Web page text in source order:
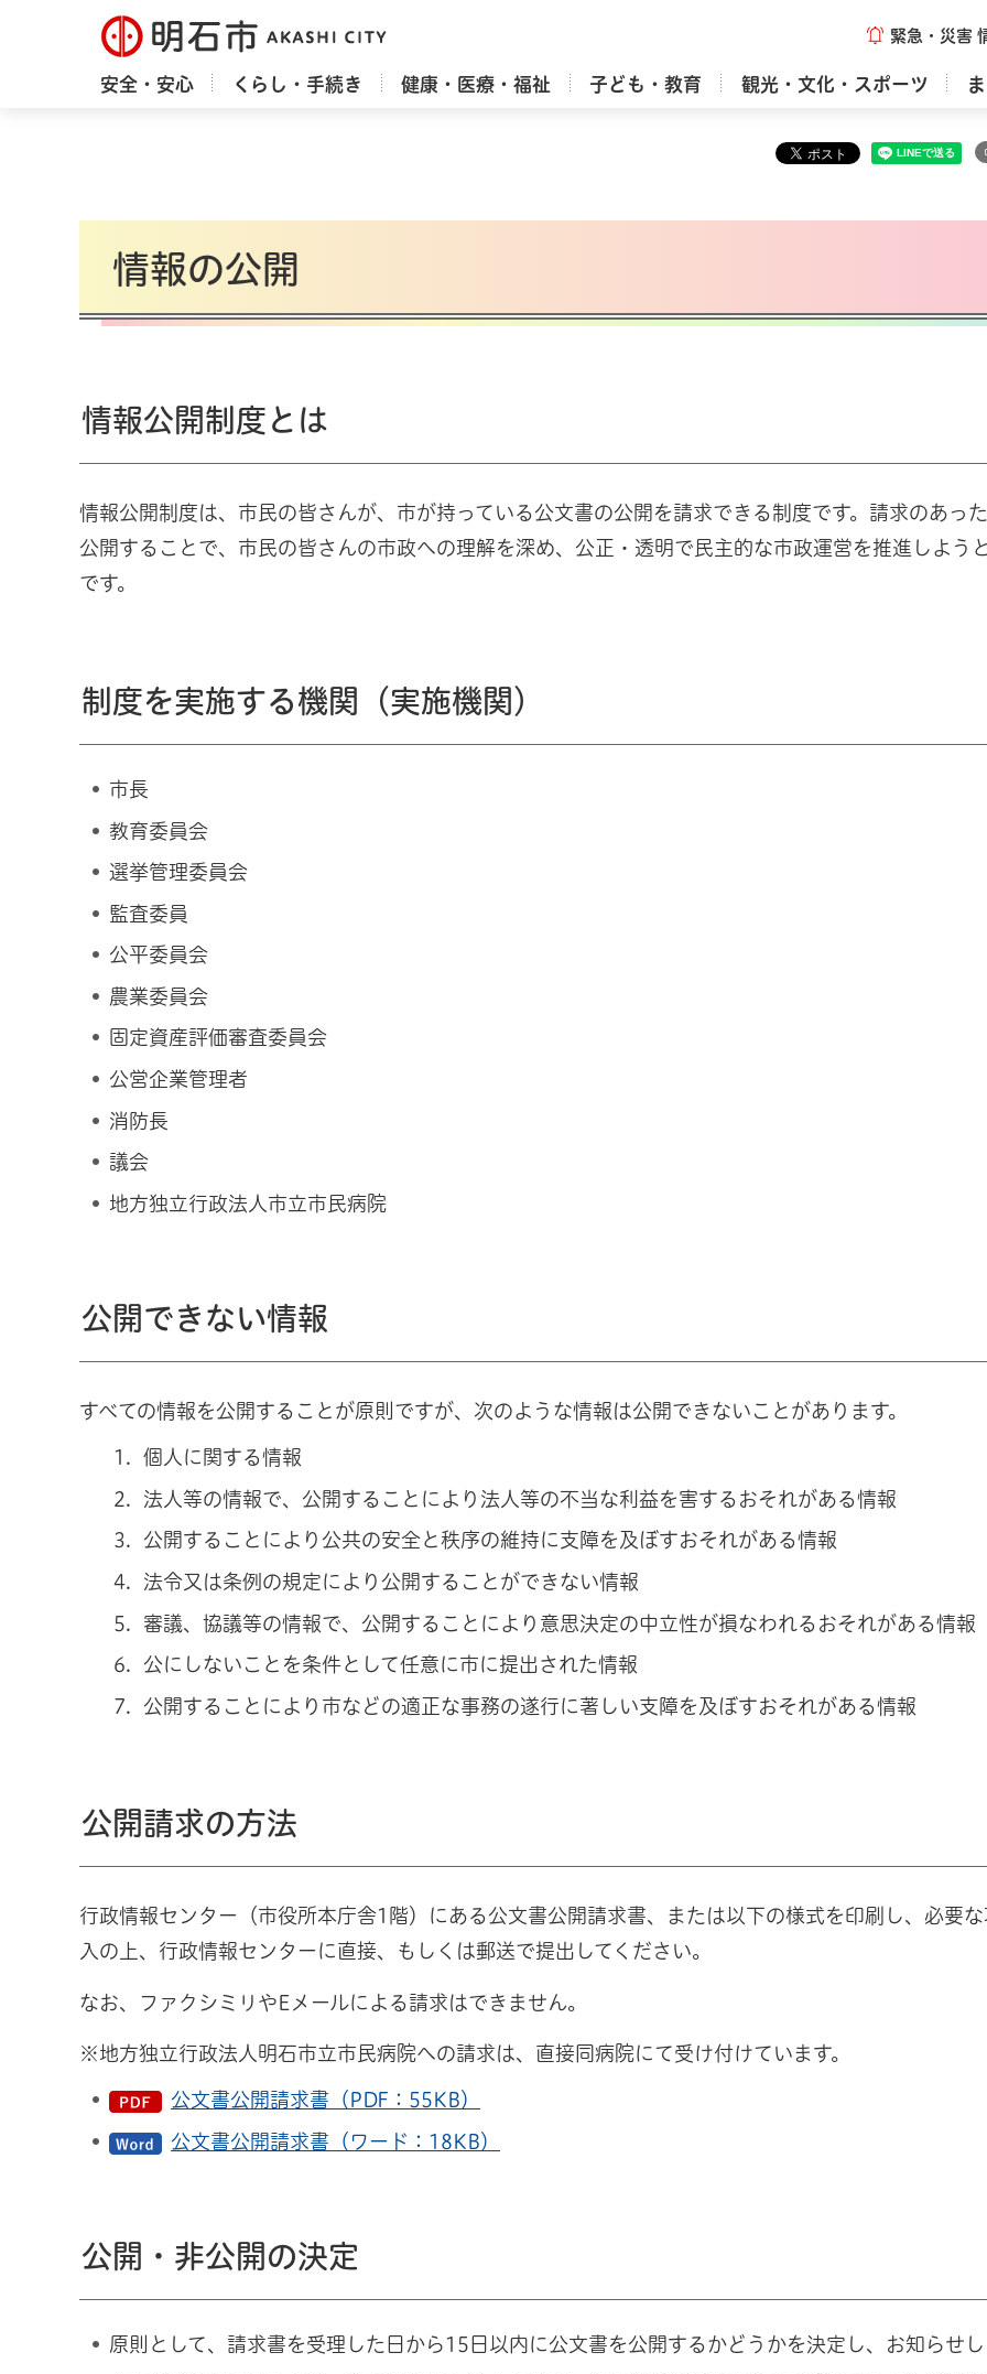
明石市 緊急・災害
安全・安心 くらし・手続き 健康・医療・福祉 子ども・教育 観光・文化・スポーツ
情報の公開
情報公開制度とは
情報公開制度は、市民の皆さんが、市が持っている公文書の公開を請求できる制度です。請求のあっ
公開することで、市民の皆さんの市政への理解を深め、公正・透明で民主的な市政運営を推進しよう
です。
制度を実施する機関（実施機関）
市長
教育委員会
選挙管理委員会
監査委員
公平委員会
農業委員会
固定資産評価審査委員会
公営企業管理者
消防長
議会
地方独立行政法人市立市民病院
公開できない情報
すべての情報を公開することが原則ですが、次のような情報は公開できないことがあります。
個人に関する情報
法人等の情報で、公開することにより法人等の不当な利益を害するおそれがある情報
公開することにより公共の安全と秩序の維持に支障を及ぼすおそれがある情報
法令又は条例の規定により公開することができない情報
審議、協議等の情報で、公開することにより意思決定の中立性が損なわれるおそれがある情報
公にしないことを条件として任意に市に提出された情報
公開することにより市などの適正な事務の遂行に著しい支障を及ぼすおそれがある情報
公開請求の方法
行政情報センター（市役所本庁舎1階）にある公文書公開請求書、または以下の様式を印刷し、必要
入の上、行政情報センターに直接、もしくは郵送で提出してください。
なお、ファクシミリやEメールによる請求はできません。
※地方独立行政法人明石市立市民病院への請求は、直接同病院にて受け付けています。
公文書公開請求書（PDF：55KB）
公文書公開請求書（ワード：18KB）
公開・非公開の決定
原則として、請求書を受理した日から15日以内に公文書を公開するかどうかを決定し、お知らせ